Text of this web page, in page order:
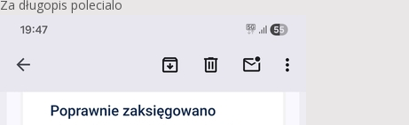
Za długopis polecialo